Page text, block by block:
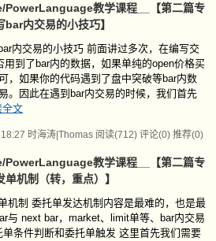
教学课程__【第二篇专
内交易的小技巧】
内交易的小技巧 前面讲过多次，在编写交
到了bar内的数据，如果单纯的open价格买
，如果你的代码遇到了盘中突破等bar内数
。因此在遇到bar内交易的时候，我们首先
全文
时海涛|Thomas 阅读(712) 评论(0) 推荐(0)
教学课程__【第二篇专
机制（转，重点）】
机制 委托单发达机制内容是最难的，也是最
与 next bar，market、limit单等、bar内交易
条件判断和委托单触发 这里首先我们需要